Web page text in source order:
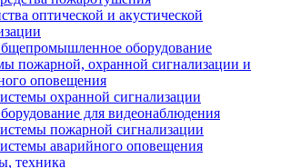
оптической и акустической
оборудование
пожарной, охранной сигнализации и
оповещения
охранной сигнализации
для видеонаблюдения
пожарной сигнализации
аварийного оповещения
техника